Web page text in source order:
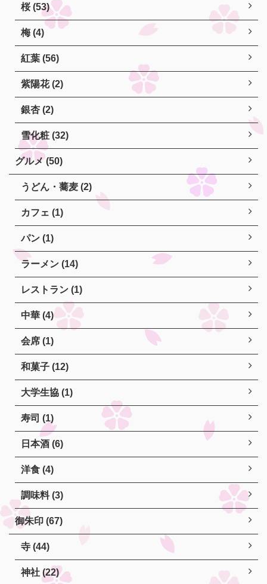
桜 (53)
梅 (4)
紅葉 (56)
紫陽花 (2)
銀杏 (2)
雪化粧 (32)
グルメ (50)
うどん・蕎麦 (2)
カフェ (1)
パン (1)
ラーメン (14)
レストラン (1)
中華 (4)
会席 (1)
和菓子 (12)
大学生協 (1)
寿司 (1)
日本酒 (6)
洋食 (4)
調味料 (3)
御朱印 (67)
寺 (44)
神社 (22)